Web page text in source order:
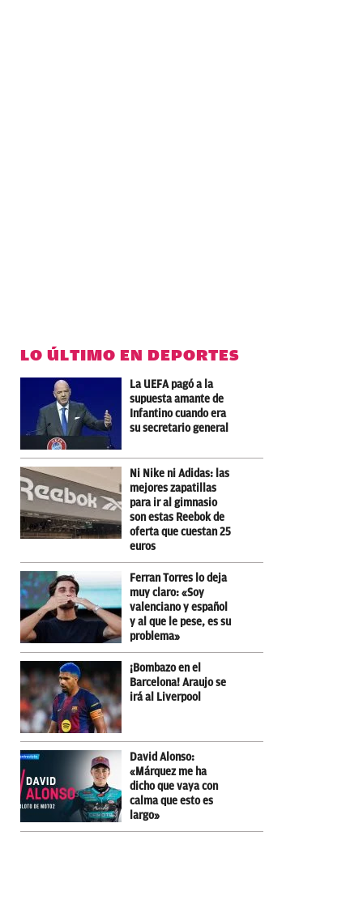
LO ÚLTIMO EN DEPORTES
La UEFA pagó a la
supuesta amante de
Infantino cuando era
su secretario general
Ni Nike ni Adidas: las
mejores zapatillas
para ir al gimnasio
son estas Reebok de
oferta que cuestan 25
euros
Ferran Torres lo deja
muy claro: «Soy
valenciano y español
y al que le pese, es su
problema»
¡Bombazo en el
Barcelona! Araujo se
irá al Liverpool
David Alonso:
«Márquez me ha
dicho que vaya con
calma que esto es
largo»